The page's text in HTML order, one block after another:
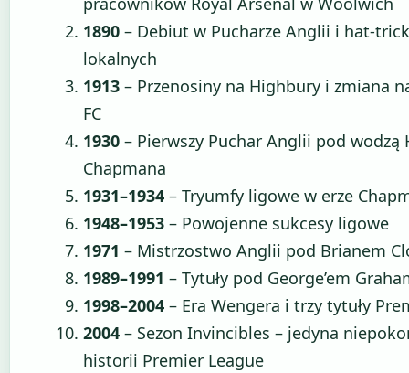
1890 – Debiut w Pucharze Anglii i hat-
lokalnych
1913 – Przenosiny na Highbury i zmiana
FC
1930 – Pierwszy Puchar Anglii pod wodzą
Chapmana
1931–1934 – Tryumfy ligowe w erze
1948–1953 – Powojenne sukcesy ligowe
1971 – Mistrzostwo Anglii pod Brianem
1989–1991 – Tytuły pod George’em
1998–2004 – Era Wengera i trzy tytuły
2004 – Sezon Invincibles – jedyna
historii Premier League